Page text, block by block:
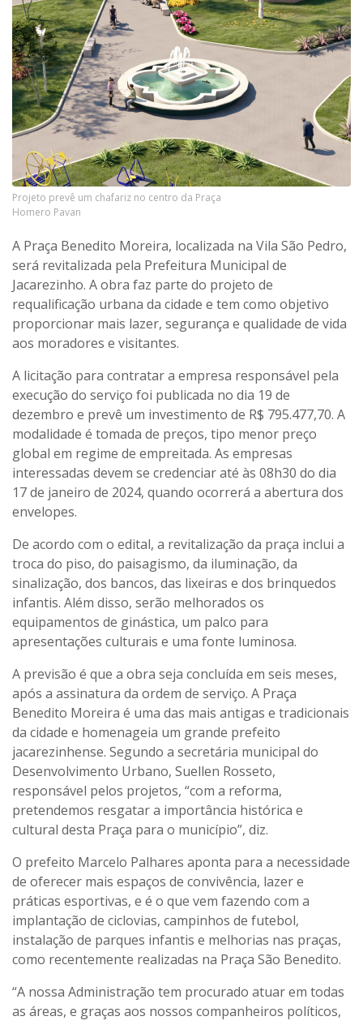
Projeto prevê um chafariz no centro da Praça
Homero Pavan
A Praça Benedito Moreira, localizada na Vila São Pedro,
será revitalizada pela Prefeitura Municipal de
Jacarezinho. A obra faz parte do projeto de
requalificação urbana da cidade e tem como objetivo
proporcionar mais lazer, segurança e qualidade de vida
aos moradores e visitantes.
A licitação para contratar a empresa responsável pela
execução do serviço foi publicada no dia 19 de
dezembro e prevê um investimento de R$ 795.477,70. A
modalidade é tomada de preços, tipo menor preço
global em regime de empreitada. As empresas
interessadas devem se credenciar até às 08h30 do dia
17 de janeiro de 2024, quando ocorrerá a abertura dos
envelopes.
De acordo com o edital, a revitalização da praça inclui a
troca do piso, do paisagismo, da iluminação, da
sinalização, dos bancos, das lixeiras e dos brinquedos
infantis. Além disso, serão melhorados os
equipamentos de ginástica, um palco para
apresentações culturais e uma fonte luminosa.
A previsão é que a obra seja concluída em seis meses,
após a assinatura da ordem de serviço. A Praça
Benedito Moreira é uma das mais antigas e tradicionais
da cidade e homenageia um grande prefeito
jacarezinhense. Segundo a secretária municipal do
Desenvolvimento Urbano, Suellen Rosseto,
responsável pelos projetos, “com a reforma,
pretendemos resgatar a importância histórica e
cultural desta Praça para o município”, diz.
O prefeito Marcelo Palhares aponta para a necessidade
de oferecer mais espaços de convivência, lazer e
práticas esportivas, e é o que vem fazendo com a
implantação de ciclovias, campinhos de futebol,
instalação de parques infantis e melhorias nas praças,
como recentemente realizadas na Praça São Benedito.
“A nossa Administração tem procurado atuar em todas
as áreas, e graças aos nossos companheiros políticos,